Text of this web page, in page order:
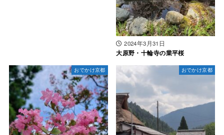
2024年3月31日
大原野・十輪寺の業平桜
おでかけ京都 おでかけ京都